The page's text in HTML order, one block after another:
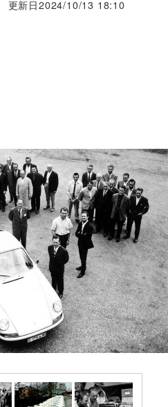
更新日2024/10/13 18:10